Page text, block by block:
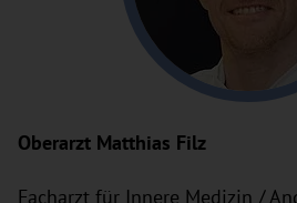
Oberarzt Matthias Filz
Facharzt für Innere Medizin /